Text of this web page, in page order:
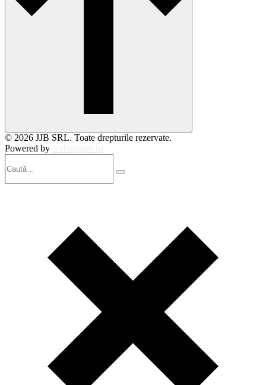
© 2026 JJB SRL. Toate drepturile rezervate.
Powered by
Search